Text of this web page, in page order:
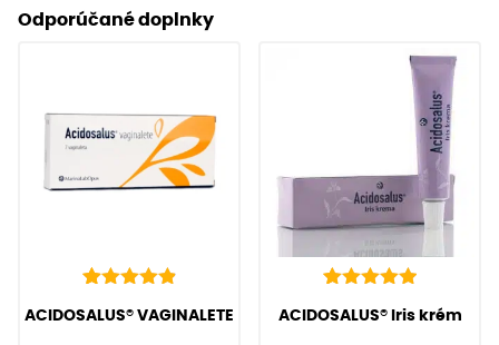
Odporúčané doplnky
4.95
(22recenzií zákazníkov)
ACIDOSALUS® VAGINALETE
5.00
6recenzií zákazníkov)
ACIDOSALUS® Iris krém